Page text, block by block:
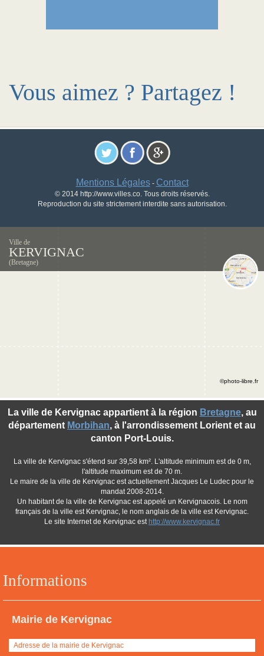
Vous aimez ? Partagez !
Mentions Légales- Contact
© 2014 http://www.villes.co. Tous droits réservés.
Reproduction du site strictement interdite sans autorisation.
Ville de
KERVIGNAC
(Bretagne)
Informations
Mairie de Kervignac
Adresse de la mairie de Kervignac
La ville de Kervignac appartient à la région Bretagne, au
département Morbihan, à l'arrondissement Lorient et au
canton Port-Louis.
La ville de Kervignac s'étend sur 39,58 km². L'altitude minimum est de 0 m,
l'altitude maximum est de 70 m.
Le maire de la ville de Kervignac est actuellement Jacques Le Ludec pour le
mandat 2008-2014.
Un habitant de la ville de Kervignac est appelé un Kervignacois. Le nom
français de la ville est Kervignac, le nom anglais de la ville est Kervignac.
Le site Internet de Kervignac est http://www.kervignac.fr
©photo-libre.fr